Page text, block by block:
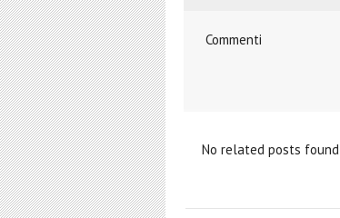
Commenti
No related posts found